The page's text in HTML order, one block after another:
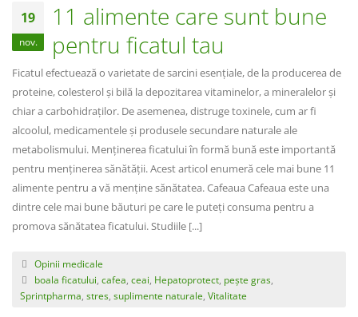
19
nov.
11 alimente care sunt bune
pentru ficatul tau
Ficatul efectuează o varietate de sarcini esențiale, de la producerea de
proteine, colesterol și bilă la depozitarea vitaminelor, a mineralelor și
chiar a carbohidraților. De asemenea, distruge toxinele, cum ar fi
alcoolul, medicamentele și produsele secundare naturale ale
metabolismului. Menținerea ficatului în formă bună este importantă
pentru menținerea sănătății. Acest articol enumeră cele mai bune 11
alimente pentru a vă menține sănătatea. Cafeaua Cafeaua este una
dintre cele mai bune băuturi pe care le puteți consuma pentru a
promova sănătatea ficatului. Studiile [...]
Opinii medicale
boala ficatului cafea ceai Hepatoprotect, pește gras,
Sprintpharma stres suplimente naturale Vitalitate